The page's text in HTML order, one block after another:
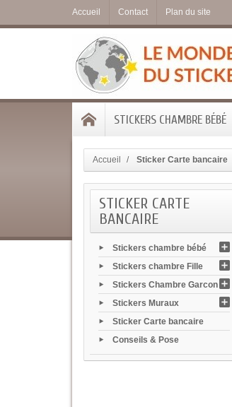
Accueil Contact Plan du site
STICKERS CHAMBRE BÉBÉ
Accueil Sticker Carte bancaire
STICKER CARTE
BANCAIRE
Stickers chambre bébé
Stickers chambre Fille
Stickers Chambre Garcon
Stickers Muraux
Sticker Carte bancaire
Conseils & Pose